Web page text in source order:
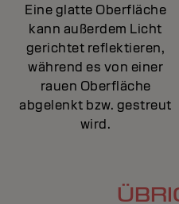
Eine glatte Oberfläche
kann außerdem Licht
gerichtet reflektieren,
während es von einer
rauen Oberfläche
abgelenkt bzw. gestreut
wird.